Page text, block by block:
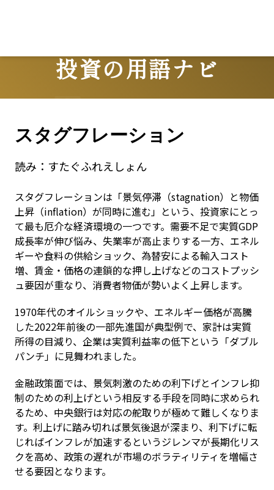
投資の用語ナビ
Terms
スタグフレーション
読み： すたぐふれえしょん
スタグフレーションは「景気停滞（stagnation）と物価
上昇（inflation）が同時に進む」という、投資家にとっ
て最も厄介な経済環境の一つです。需要不足で実質GDP
成長率が伸び悩み、失業率が高止まりする一方、エネル
ギーや食料の供給ショック、為替安による輸入コスト
増、賃金・価格の連鎖的な押し上げなどのコストプッシ
ュ要因が重なり、消費者物価が勢いよく上昇します。
1970年代のオイルショックや、エネルギー価格が高騰
した2022年前後の一部先進国が典型例で、家計は実質
所得の目減り、企業は実質利益率の低下という「ダブル
パンチ」に見舞われました。
金融政策面では、景気刺激のための利下げとインフレ抑
制のための利上げという相反する手段を同時に求められ
るため、中央銀行は対応の舵取りが極めて難しくなりま
す。利上げに踏み切れば景気後退が深まり、利下げに転
じればインフレが加速するというジレンマが長期化リス
クを高め、政策の遅れが市場のボラティリティを増幅さ
せる要因となります。